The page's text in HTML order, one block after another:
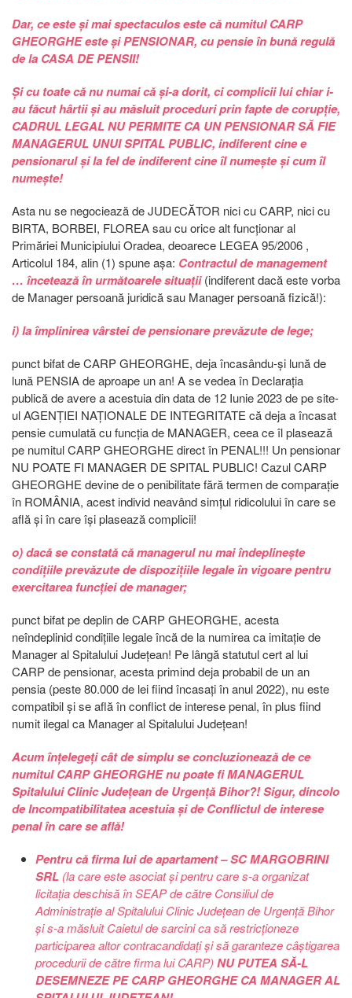
Dar, ce este și mai spectaculos este că numitul CARP
GHEORGHE este și PENSIONAR, cu pensie în bună regulă
de la CASA DE PENSII!
Și cu toate că nu numai că și-a dorit, ci complicii lui chiar i-
au făcut hârtii și au măsluit proceduri prin fapte de corupție,
CADRUL LEGAL NU PERMITE CA UN PENSIONAR SĂ FIE
MANAGERUL UNUI SPITAL PUBLIC, indiferent cine e
pensionarul și la fel de indiferent cine îl numește și cum îl
numește!
Asta nu se negociează de JUDECĂTOR nici cu CARP, nici cu
BIRTA, BORBEI, FLOREA sau cu orice alt funcționar al
Primăriei Municipiului Oradea, deoarece LEGEA 95/2006 ,
Articolul 184, alin (1) spune așa: Contractul de management
… încetează în următoarele situații(indiferent dacă este vorba
de Manager persoană juridică sau Manager persoană fizică!):
i) la împlinirea vârstei de pensionare prevăzute de lege;
punct bifat de CARP GHEORGHE, deja încasându-și lună de
lună PENSIA de aproape un an! A se vedea în Declarația
publică de avere a acestuia din data de 12 Iunie 2023 de pe site-
ul AGENȚIEI NAȚIONALE DE INTEGRITATE că deja a încasat
pensie cumulată cu funcția de MANAGER, ceea ce îl plasează
pe numitul CARP GHEORGHE direct în PENAL!!! Un pensionar
NU POATE FI MANAGER DE SPITAL PUBLIC! Cazul CARP
GHEORGHE devine de o penibilitate fără termen de comparație
în ROMÂNIA, acest individ neavând simțul ridicolului în care se
află și în care își plasează complicii!
o) dacă se constată că managerul nu mai îndeplinește
condițiile prevăzute de dispozițiile legale în vigoare pentru
exercitarea funcției de manager;
punct bifat pe deplin de CARP GHEORGHE, acesta
neîndeplinid condițiile legale încă de la numirea ca imitație de
Manager al Spitalului Județean! Pe lângă statutul cert al lui
CARP de pensionar, acesta primind deja probabil de un an
pensia (peste 80.000 de lei fiind încasați în anul 2022), nu este
compatibil și se află în conflict de interese penal, în plus fiind
numit ilegal ca Manager al Spitalului Județean!
Acum înțelegeți cât de simplu se concluzionează de ce
numitul CARP GHEORGHE nu poate fi MANAGERUL
Spitalului Clinic Județean de Urgență Bihor?! Sigur, dincolo
de Incompatibilitatea acestuia și de Conflictul de interese
penal în care se află!
Pentru că firma lui de apartament – SC MARGOBRINI
SRL (la care este asociat și pentru care s-a organizat
licitația deschisă în SEAP de către Consiliul de
Administrație al Spitalului Clinic Județean de Urgență Bihor
și s-a măsluit Caietul de sarcini ca să restricționeze
participarea altor contracandidați și să garanteze câștigarea
procedurii de către firma lui CARP) NU PUTEA SĂ-L
DESEMNEZE PE CARP GHEORGHE CA MANAGER AL